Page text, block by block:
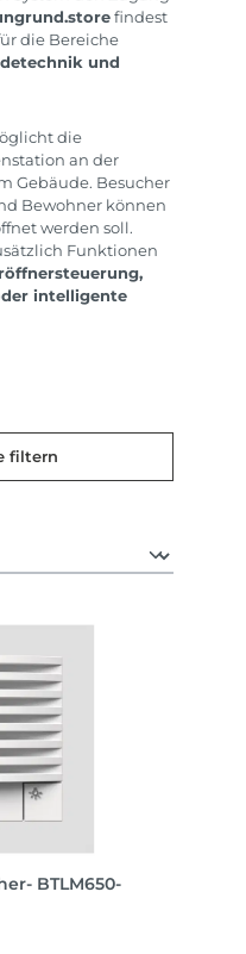
findest
die Bereiche
und
die
an der
Gebäude. Besucher
Bewohner können
werden soll.
Funktionen
intelligente
filtern
BTLM650-